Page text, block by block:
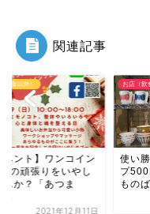
関連記事
飲食以外）
勝手の良いマグカッ
円！贈り物に良い
ばかりの雑貨屋「...
その他
大学
あな
火』